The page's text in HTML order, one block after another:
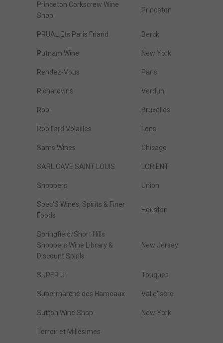
Princeton Corkscrew Wine
Shop
Princeton
PRUAL Ets Paris Friand Berck
Putnam Wine New York
Rendez-Vous Paris
Richardvins Verdun
Rob Bruxelles
Robillard Volailles Lens
Sams Wines Chicago
SARL CAVE SAINT LOUIS LORIENT
Shoppers Union
Spec'S Wines, Spirits & Finer
Foods
Houston
Springfield/Short Hills
Shoppers Wine Library &
Discount Spirils
New Jersey
SUPER U Touques
Supermarché des Hameaux Val d'Isère
Sutton Wine Shop New York
Terroir et Millésimes